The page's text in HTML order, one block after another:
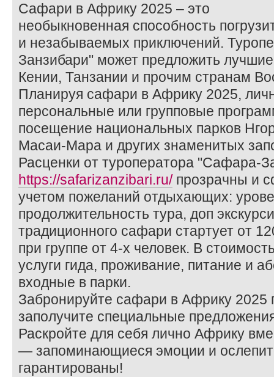
Сафари в Африку 2025 – это
необыкновенная способность
и незабываемых приключений.
Занзибари" может предложить
Кении, Танзании и прочим странам
Планируя сафари в Африку 2025,
персональные или групповые
посещение национальных парков
Масаи-Мара и других знаменитых
Расценки от туроператора "Сафара-
https://safarizanzibari.ru/прозрачны и
учетом пожеланий отдыхающих:
продолжительность тура, доп
традиционного сафари стартует от
при группе от 4-х человек. В
услуги гида, проживание, питание и
входные в парки.
Забронируйте сафари в Африку 2025
заполучите специальные
Раскройте для себя лично Африку
— запоминающиеся эмоции и
гарантированы!